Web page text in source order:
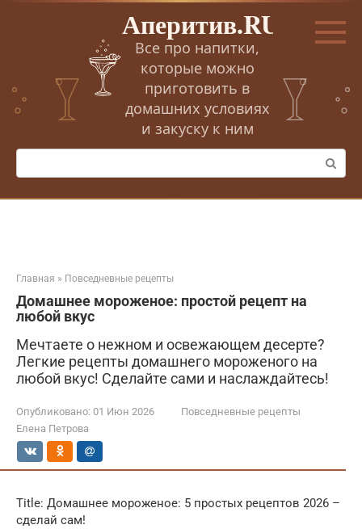
Перейти
Аперитив.RU
Все про напитки,
которые можно
приготовить в
домашних условиях
и закуску к ним
Поиск:
Главная » Повседневные рецепты
Домашнее мороженое: простой рецепт на
любой вкус
Мечтаете о нежном и освежающем десерте?
Легкие рецепты домашнего мороженого на
любой вкус! Сделайте сами и наслаждайтесь!
Опубликовано: 01 Июн 2026
Повседневные рецепты
Елена Петрова
Title: Домашнее мороженое: 5 простых рецептов 2026 –
сделай сам!